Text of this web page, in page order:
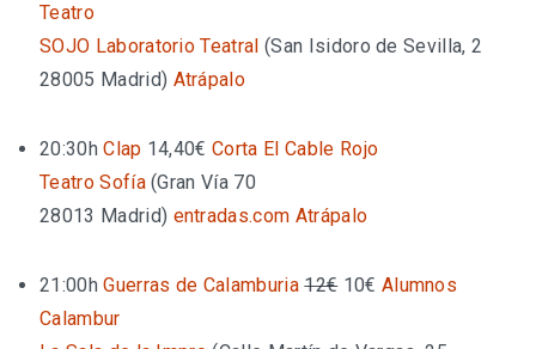
Teatro
SOJO Laboratorio Teatral (San Isidoro de Sevilla, 2
28005 Madrid) Atrápalo
20:30h Clap 14,40€ Corta El Cable Rojo
Teatro Sofía(Gran Vía 70
28013 Madrid) entradas.com Atrápalo
21:00h Guerras de Calamburia 12€10€ Alumnos
Calambur